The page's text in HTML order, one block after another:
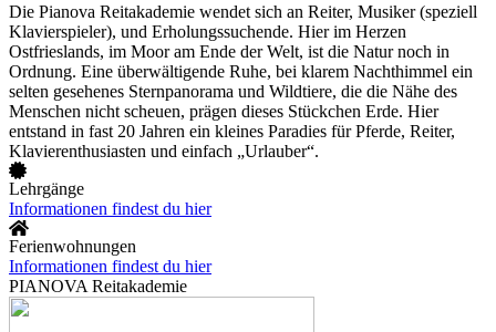
Die Pianova Reitakademie wendet sich an Reiter, Musiker (speziell
Klavierspieler), und Erholungssuchende. Hier im Herzen
Ostfrieslands, im Moor am Ende der Welt, ist die Natur noch in
Ordnung. Eine überwältigende Ruhe, bei klarem Nachthimmel ein
selten gesehenes Sternpanorama und Wildtiere, die die Nähe des
Menschen nicht scheuen, prägen dieses Stückchen Erde. Hier
entstand in fast 20 Jahren ein kleines Paradies für Pferde, Reiter,
Klavierenthusiasten und einfach „Urlauber“.
Lehrgänge
Informationen findest du hier
Ferienwohnungen
Informationen findest du hier
PIANOVA Reitakademie